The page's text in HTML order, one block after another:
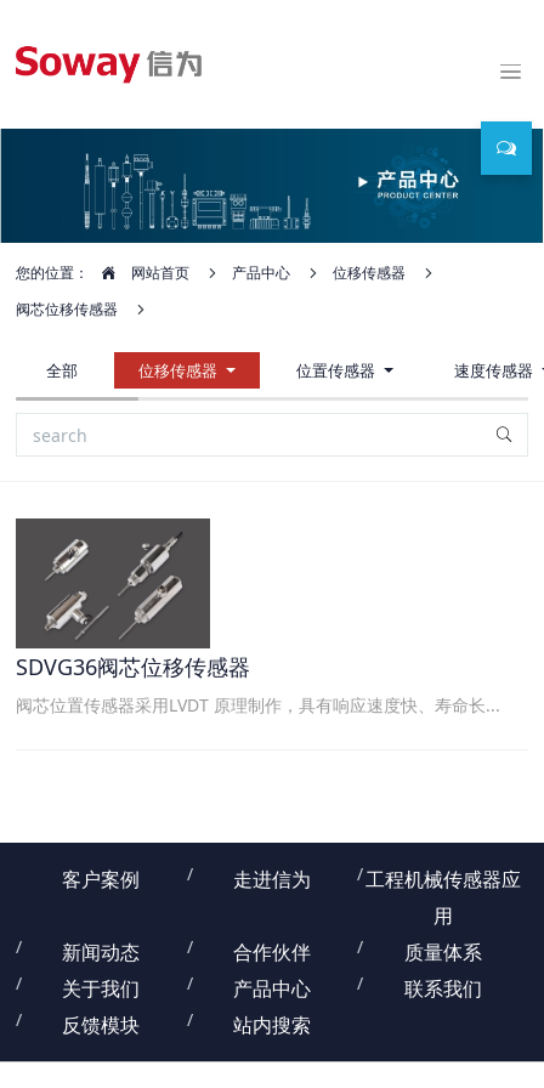
您的位置： 网站首页 产品中心
位移传感器
阀芯位移传感器
全部 位移传感器 位置传感器 速度传感器
SDVG36阀芯位移传感器
阀芯位置传感器采用LVDT 原理制作，具有响应速度快、寿命长...
客户案例 走进信为
工程机械传感器应
用
新闻动态
合作伙伴
质量体系
关于我们
产品中心
联系我们
反馈模块
站内搜索